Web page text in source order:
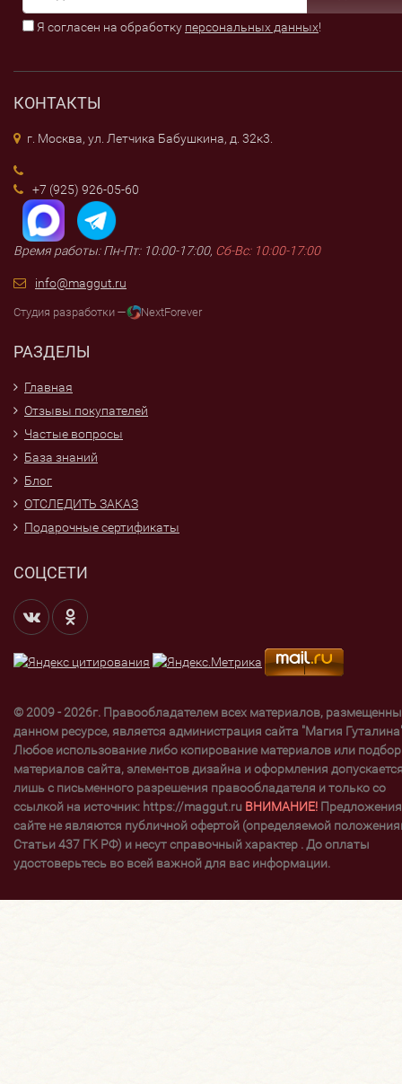
Я согласен на обработку персональных данных!
КОНТАКТЫ
г. Москва, ул. Летчика Бабушкина, д. 32к3.
+7 (925) 926-05-60
Время работы: Пн-Пт: 10:00-17:00, Сб-Вс: 10:00-17:00
info@maggut.ru
Студия разработки — NextForever
РАЗДЕЛЫ
Главная
Отзывы покупателей
Частые вопросы
База знаний
Блог
ОТСЛЕДИТЬ ЗАКАЗ
Подарочные сертификаты
СОЦСЕТИ
© 2009 - 2026г. Правообладателем всех материалов,
данном ресурсе, является администрация сайта "Магия
Любое использование либо копирование материалов или
материалов сайта, элементов дизайна и оформления
лишь с письменного разрешения правообладателя и только со
ссылкой на источник: https://maggut.ru ВНИМАНИЕ!
сайте не являются публичной офертой (определяемой
Статьи 437 ГК РФ) и несут справочный характер . До оплаты
удостоверьтесь во всей важной для вас информации.